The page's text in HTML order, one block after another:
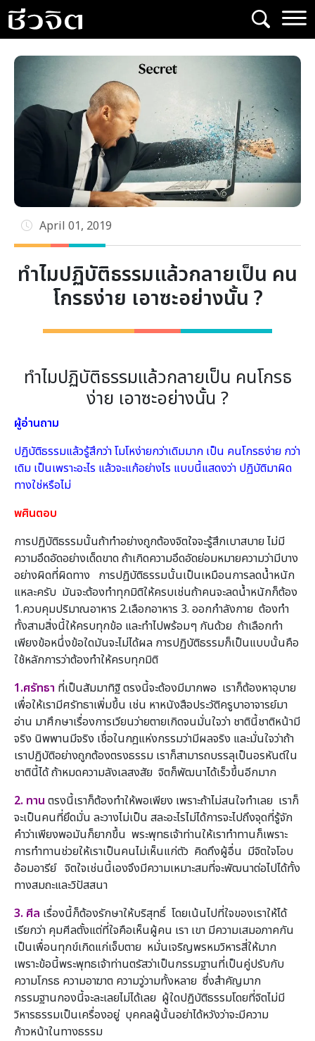
Skip
to
content
April 01, 2019
ทำไมปฏิบัติธรรมแล้วกลายเป็น คน
โกรธง่าย เอาซะอย่างนั้น ?
ทำไมปฏิบัติธรรมแล้วกลายเป็น คนโกรธ
ง่าย เอาซะอย่างนั้น ?
ผู้อ่านถาม
ปฏิบัติธรรมแล้วรู้สึกว่า โมโหง่ายกว่าเดิมมาก เป็น คนโกรธง่าย กว่า
เดิม เป็นเพราะอะไร แล้วจะแก้อย่างไร แบบนี้แสดงว่า ปฏิบัติมาผิด
ทางใช่หรือไม่
พศินตอบ
การปฏิบัติธรรมนั้นถ้าทำอย่างถูกต้องจิตใจจะรู้สึกเบาสบาย ไม่มี
ความอึดอัดอย่างเด็ดขาด ถ้าเกิดความอึดอัดย่อมหมายความว่ามีบาง
อย่างผิดที่ผิดทาง การปฏิบัติธรรมนั้นเป็นเหมือนการลดน้ำหนัก
แหละครับ มันจะต้องทำทุกมิติให้ครบเช่นถ้าคนจะลดน้ำหนักก็ต้อง
1.ควบคุมปริมาณอาหาร 2.เลือกอาหาร 3. ออกกำลังกาย ต้องทำ
ทั้งสามสิ่งนี้ให้ครบทุกข้อ และทำไปพร้อมๆ กันด้วย ถ้าเลือกทำ
เพียงข้อหนึ่งข้อใดมันจะไม่ได้ผล การปฏิบัติธรรมก็เป็นแบบนั้นคือ
ใช้หลักการว่าต้องทำให้ครบทุกมิติ
1.ศรัทธา ที่เป็นสัมมาทิฐิ ตรงนี้จะต้องมีมากพอ เราก็ต้องหาอุบาย
เพื่อให้เรามีศรัทธาเพิ่มขึ้น เช่น หาหนังสือประวัติครูบาอาจารย์มา
อ่าน มาศึกษาเรื่องการเวียนว่ายตายเกิดจนมั่นใจว่า ชาตินี้ชาติหน้ามี
จริง นิพพานมีจริง เชื่อในกฎแห่งกรรมว่ามีผลจริง และมั่นใจว่าถ้า
เราปฏิบัติอย่างถูกต้องตรงธรรม เราก็สามารถบรรลุเป็นอรหันต์ใน
ชาตินี้ได้ ถ้าหมดความลังเลสงสัย จิตก็พัฒนาได้เร็วขึ้นอีกมาก
2. ทาน ตรงนี้เราก็ต้องทำให้พอเพียง เพราะถ้าไม่สนใจทำเลย เราก็
จะเป็นคนที่ยึดมั่น ละวางไม่เป็น สละอะไรไม่ได้การจะไปถึงจุดที่รู้จัก
คำว่าเพียงพอมันก็ยากขึ้น พระพุทธเจ้าท่านให้เราทำทานก็เพราะ
การทำทานช่วยให้เราเป็นคนไม่เห็นแก่ตัว คิดถึงผู้อื่น มีจิตใจโอบ
อ้อมอารีย์ จิตใจเช่นนี้เองจึงมีความเหมาะสมที่จะพัฒนาต่อไปได้ทั้ง
ทางสมถะและวิปัสสนา
3. ศีล เรื่องนี้ก็ต้องรักษาให้บริสุทธิ์ โดยเน้นไปที่ใจของเราให้ได้
เรียกว่า คุมศีลตั้งแต่ที่ใจคือเห็นผู้คน เรา เขา มีความเสมอภาคกัน
เป็นเพื่อนทุกข์เกิดแก่เจ็บตาย หมั่นเจริญพรหมวิหารสี่ให้มาก
เพราะข้อนี้พระพุทธเจ้าท่านตรัสว่าเป็นกรรมฐานที่เป็นคู่ปรับกับ
ความโกรธ ความอาฆาต ความวู่วามทั้งหลาย ซึ่งสำคัญมาก
กรรมฐานกองนี้จะละเลยไม่ได้เลย ผู้ใดปฏิบัติธรรมโดยที่จิตไม่มี
วิหารธรรมเป็นเครื่องอยู่ บุคคลผู้นั้นอย่าได้หวังว่าจะมีความ
ก้าวหน้าในทางธรรม